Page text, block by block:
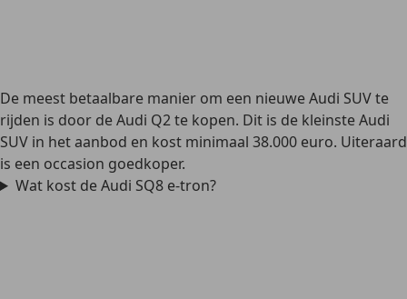
De meest betaalbare manier om een nieuwe Audi SUV te
rijden is door de Audi Q2 te kopen. Dit is de kleinste Audi
SUV in het aanbod en kost minimaal 38.000 euro. Uiteraard
is een occasion goedkoper.
Wat kost de Audi SQ8 e-tron?